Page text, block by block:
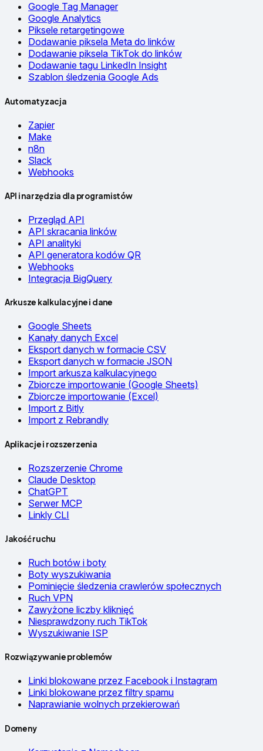
Google Tag Manager
Google Analytics
Piksele retargetingowe
Dodawanie piksela Meta do linków
Dodawanie piksela TikTok do linków
Dodawanie tagu LinkedIn Insight
Szablon śledzenia Google Ads
Automatyzacja
Zapier
Make
n8n
Slack
Webhooks
API i narzędzia dla programistów
Przegląd API
API skracania linków
API analityki
API generatora kodów QR
Webhooks
Integracja BigQuery
Arkusze kalkulacyjne i dane
Google Sheets
Kanały danych Excel
Eksport danych w formacie CSV
Eksport danych w formacie JSON
Import arkusza kalkulacyjnego
Zbiorcze importowanie (Google Sheets)
Zbiorcze importowanie (Excel)
Import z Bitly
Import z Rebrandly
Aplikacje i rozszerzenia
Rozszerzenie Chrome
Claude Desktop
ChatGPT
Serwer MCP
Linkly CLI
Jakość ruchu
Ruch botów i boty
Boty wyszukiwania
Pominięcie śledzenia crawlerów społecznych
Ruch VPN
Zawyżone liczby kliknięć
Niesprawdzony ruch TikTok
Wyszukiwanie ISP
Rozwiązywanie problemów
Linki blokowane przez Facebook i Instagram
Linki blokowane przez filtry spamu
Naprawianie wolnych przekierowań
Domeny